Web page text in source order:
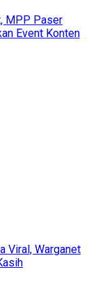
MPP Paser
Event Konten
Viral, Warganet